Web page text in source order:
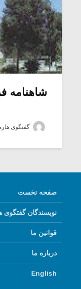
شاهنامه
گفتگوی
صفحه نخست
نویسندگان گفتگوی
قوانین ما
درباره ما
English